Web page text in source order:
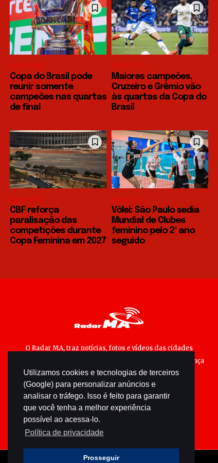
Utilizamos cookies e tecnologias de terceiros
(Google) para personalizar anúncios e
analisar o tráfego. Isso é feito para garantir
que você tenha a melhor experiência
possível ao acessa-lo.
Política de privacidade
Prosseguir
ESPORTES
Copa do Brasil pode
reunir somente
campeões nas quartas
de final
ESPORTES
Maiores campeões,
Cruzeiro e Grêmio vão
às quartas da Copa do
Brasil
ESPORTES
CBF reforça
paralisação das
competições durante
Copa Feminina em 2027
ESPORTES
Vôlei: São Paulo sedia
Mundial de Clubes
feminino pelo 2º ano
seguido
O Radar MA, traz notícias, fotos e vídeos das cidades
maranhenses; matérias especiais sobre política, segurança
pública e cultura popular.